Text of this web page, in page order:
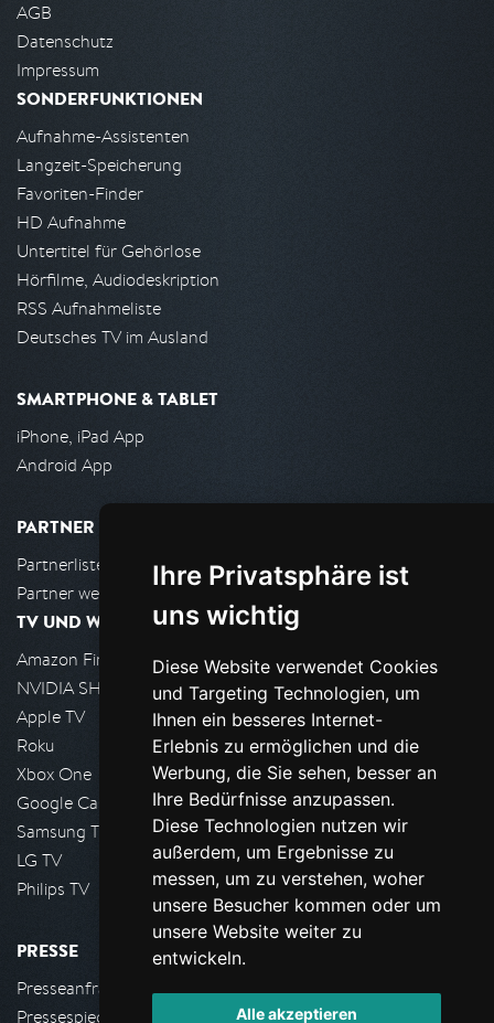
Ihre Privatsphäre ist
uns wichtig
Diese Website verwendet Cookies
und Targeting Technologien, um
Ihnen ein besseres Internet-
Erlebnis zu ermöglichen und die
Werbung, die Sie sehen, besser an
Ihre Bedürfnisse anzupassen.
Diese Technologien nutzen wir
außerdem, um Ergebnisse zu
messen, um zu verstehen, woher
unsere Besucher kommen oder um
unsere Website weiter zu
entwickeln.
Alle akzeptieren
AGB
Datenschutz
Impressum
SONDERFUNKTIONEN
Aufnahme-Assistenten
Langzeit-Speicherung
Favoriten-Finder
HD Aufnahme
Untertitel für Gehörlose
Hörfilme, Audiodeskription
RSS Aufnahmeliste
Deutsches TV im Ausland
SMARTPHONE & TABLET
iPhone, iPad App
Android App
PARTNER
Partnerliste
Partner werden
TV UND WOHNZIMMER
Amazon FireTV
NVIDIA SHIELD, Google TV
Apple TV
Roku
Xbox One
Google Cast
Samsung TV
LG TV
Philips TV
PRESSE
Presseanfrage stellen
Pressespiegel